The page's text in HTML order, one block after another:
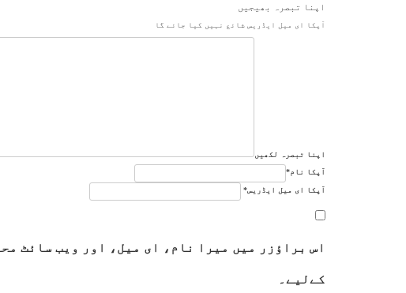
اپنا تبصرہ بھیجیں
آپکا ای میل ایڈریس شائع نہیں کیا جائے گا
اپنا تبصرہ لکھیں
آپکا نام*
آپکا ای میل ایڈریس*
اس براؤزر میں میرا نام، ای میل، اور ویب سائٹ
کےلیے۔